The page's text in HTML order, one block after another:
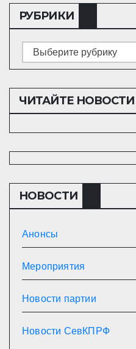
РУБРИКИ
Рубрики
ЧИТАЙТЕ
НОВОСТИ
Анонсы
Мероприятия
Новости партии
Новости СевКПРФ